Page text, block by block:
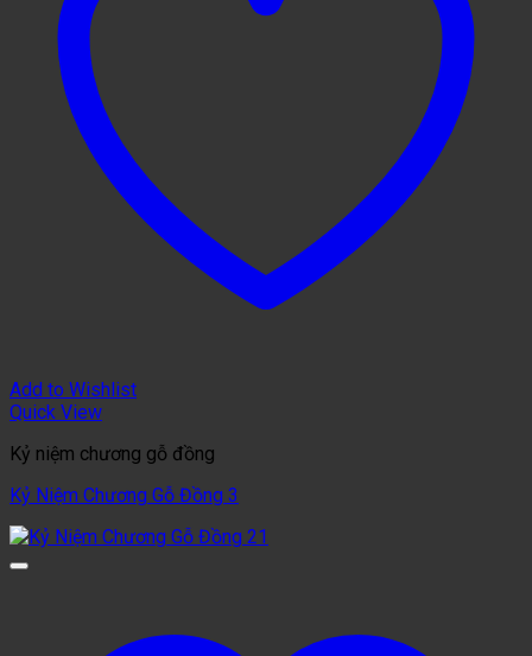
Add to Wishlist
Quick View
Kỷ niệm chương gỗ đồng
Kỷ Niệm Chương Gỗ Đồng 3